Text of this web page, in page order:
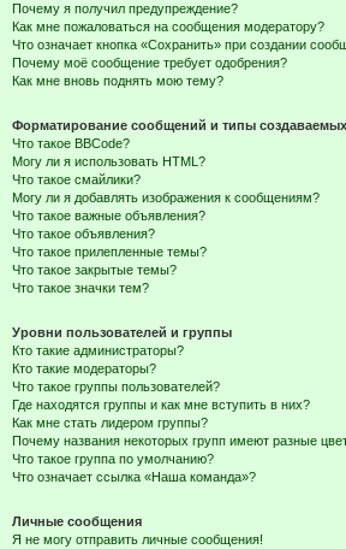
Почему я получил предупреждение?
Как мне пожаловаться на сообщения модератору?
Что означает кнопка «Сохранить» при создании
Почему моё сообщение требует одобрения?
Как мне вновь поднять мою тему?
Форматирование сообщений и типы
Что такое BBCode?
Могу ли я использовать HTML?
Что такое смайлики?
Могу ли я добавлять изображения к сообщениям?
Что такое важные объявления?
Что такое объявления?
Что такое прилепленные темы?
Что такое закрытые темы?
Что такое значки тем?
Уровни пользователей и группы
Кто такие администраторы?
Кто такие модераторы?
Что такое группы пользователей?
Где находятся группы и как мне вступить в них?
Как мне стать лидером группы?
Почему названия некоторых групп имеют разные
Что такое группа по умолчанию?
Что означает ссылка «Наша команда»?
Личные сообщения
Я не могу отправить личные сообщения!